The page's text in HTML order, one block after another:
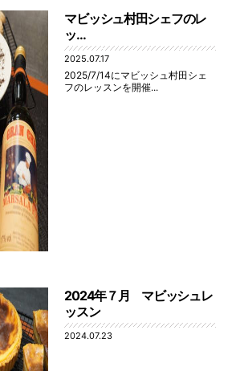
マビッシュ村田シェフのレ
ッ...
2025.07.17
2025/7/14にマビッシュ村田シェ
フのレッスンを開催...
2024年７月 マビッシュレ
ッスン
2024.07.23